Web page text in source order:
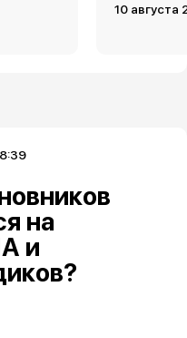
10 августа
на
и